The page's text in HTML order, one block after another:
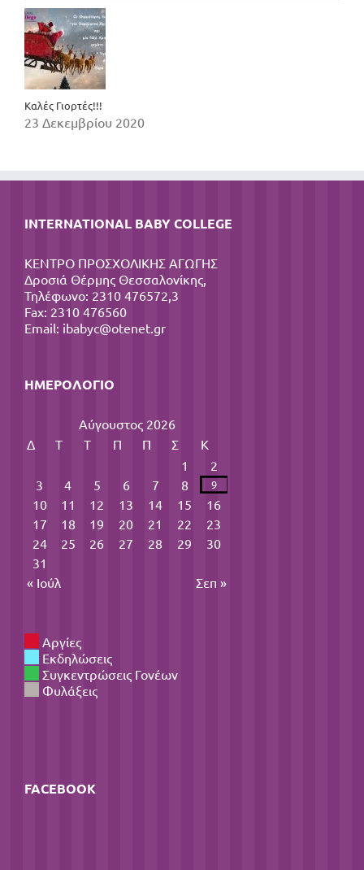
Καλές Γιορτές!!!
23 Δεκεμβρίου 2020
INTERNATIONAL BABY COLLEGE
ΚΕΝΤΡΟ ΠΡΟΣΧΟΛΙΚΗΣ ΑΓΩΓΗΣ
Δροσιά Θέρμης Θεσσαλονίκης,
Τηλέφωνο: 2310 476572,3
Fax: 2310 476560
Email: ibabyc@otenet.gr
ΗΜΕΡΟΛΌΓΙΟ
Αύγουστος 2026
Δ
Τ Τ Π Π Σ
Κ
1
2
3
4 5 6 7 8 9
10 11 12 13 14 15
16
17
18 19 20 21 22
23
24
25 26 27 28 29
30
31
« Ιούλ
Σεπ »
Αργίες
Εκδηλώσεις
Συγκεντρώσεις Γονέων
Φυλάξεις
FACEBOOK